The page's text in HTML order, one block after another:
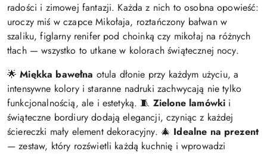
radości i zimowej fantazji. Każda z nich to osobna opowieść:
uroczy miś w czapce Mikołaja, roztańczony bałwan w
szaliku, figlarny renifer pod choinką czy mikołaj na różnych
tłach — wszystko to utkane w kolorach świątecznej nocy.
🌟Miękka bawełna otula dłonie przy każdym użyciu, a
intensywne kolory i staranne nadruki zachwycają nie tylko
funkcjonalnością, ale i estetyką. 🧵 Zielone lamówki i
świąteczne bordiury dodają elegancji, czyniąc z każdej
ściereczki mały element dekoracyjny. 🎄 Idealne na prezent
— zestaw, który rozświetli każdą kuchnię i wprowadzi